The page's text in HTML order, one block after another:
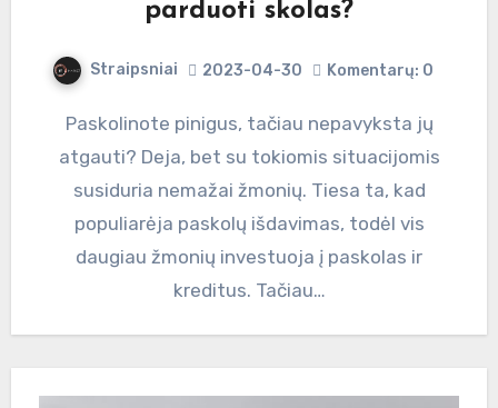
parduoti skolas?
Straipsniai 2023-04-30 Komentarų: 0
Paskolinote pinigus, tačiau nepavyksta jų
atgauti? Deja, bet su tokiomis situacijomis
susiduria nemažai žmonių. Tiesa ta, kad
populiarėja paskolų išdavimas, todėl vis
daugiau žmonių investuoja į paskolas ir
kreditus. Tačiau…